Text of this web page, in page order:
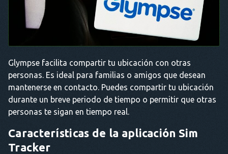
Glympse facilita compartir tu ubicación con otras
personas. Es ideal para familias o amigos que desean
mantenerse en contacto. Puedes compartir tu ubicación
durante un breve periodo de tiempo o permitir que otras
personas te sigan en tiempo real.
Características de la aplicación Sim
Tracker